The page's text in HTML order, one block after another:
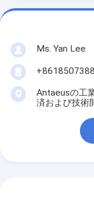
Ms. Yan Lee
Antaeusの工
済および技術